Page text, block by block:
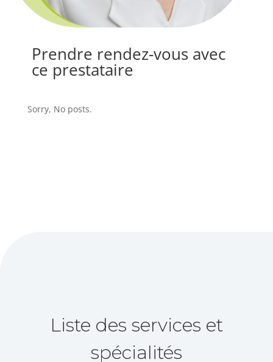
Prendre rendez-vous avec
ce prestataire
Sorry, No posts.
Liste des services et
spécialités